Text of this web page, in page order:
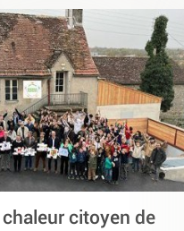
citoyen de